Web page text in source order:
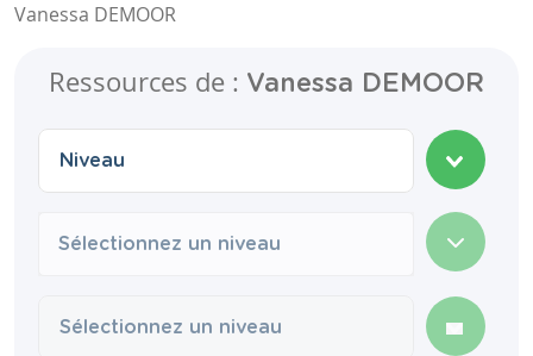
Vanessa DEMOOR
Ressources de : Vanessa DEMOOR
Sélectionnez un niveau